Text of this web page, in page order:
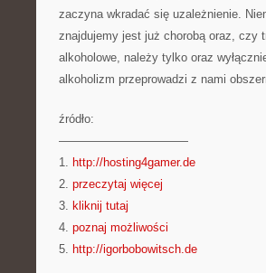
zaczyna wkradać się uzależnienie.
znajdujemy jest już chorobą oraz, czy
alkoholowe, należy tylko oraz
alkoholizm przeprowadzi z nami
źródło:
———————————
1. http://hosting4gamer.de
2. przeczytaj więcej
3. kliknij tutaj
4. poznaj możliwości
5. http://igorbobowitsch.de